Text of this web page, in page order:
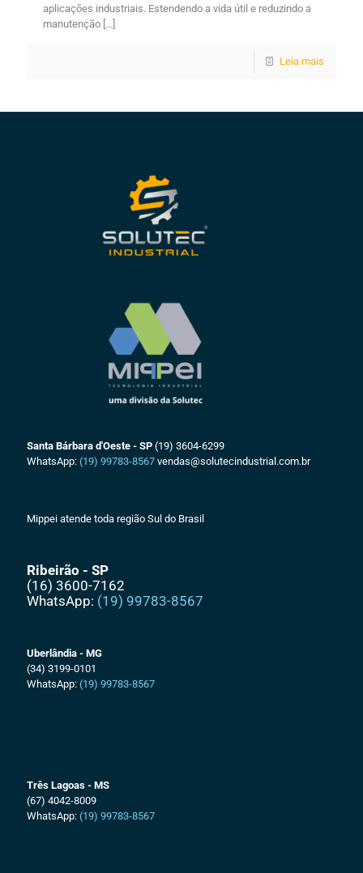
aplicações industriais. Estendendo a vida útil e reduzindo a
manutenção […]
Leia mais
Santa Bárbara d'Oeste - SP (19) 3604-6299
WhatsApp: (19) 99783-8567 vendas@solutecindustrial.com.br
Mippei atende toda região Sul do Brasil
Ribeirão - SP
(16) 3600-7162
WhatsApp: (19) 99783-8567
Uberlândia - MG
(34) 3199-0101
WhatsApp: (19) 99783-8567
Três Lagoas - MS
(67) 4042-8009
WhatsApp: (19) 99783-8567